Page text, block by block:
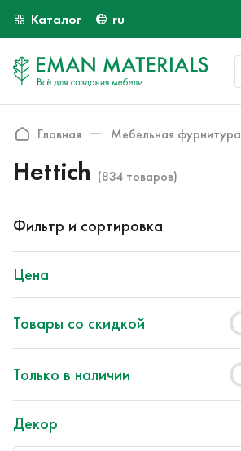
Каталог ru
Главная Мебельная фурнитура
Hettich (834 товаров)
Фильтр и сортировка
Цена
Товары со скидкой
Только в наличии
Декор